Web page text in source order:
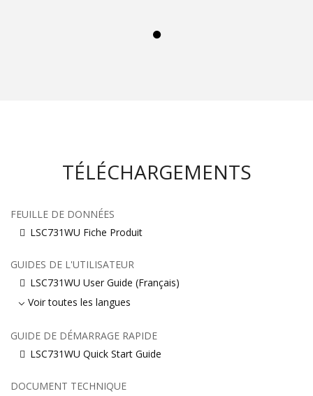
TÉLÉCHARGEMENTS
FEUILLE DE DONNÉES
LSC731WU Fiche Produit
GUIDES DE L'UTILISATEUR
LSC731WU User Guide (Français)
Voir toutes les langues
GUIDE DE DÉMARRAGE RAPIDE
LSC731WU Quick Start Guide
DOCUMENT TECHNIQUE